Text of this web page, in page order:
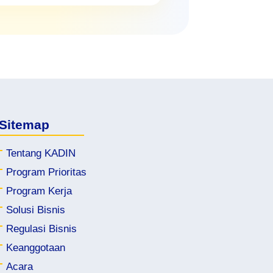
kadingunungkencana.org
kadingresikbaru.org
kadinlembatakab.org
kadingorontalo.org
Tentang KADIN
Program Prioritas
Program Kerja
Solusi Bisnis
Regulasi Bisnis
Keanggotaan
Acara